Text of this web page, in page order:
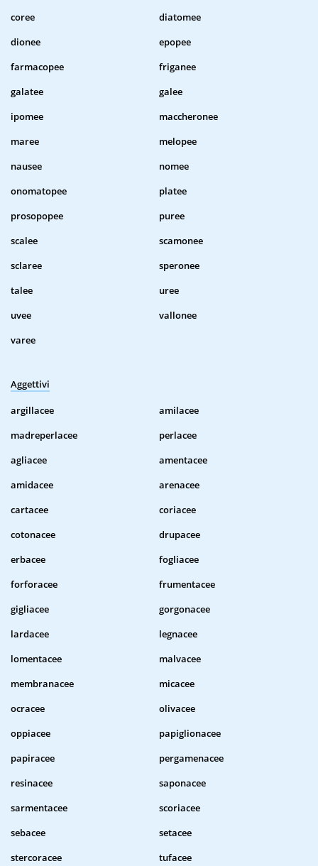
coree
diatomee
dionee
epopee
farmacopee
friganee
galatee
galee
ipomee
maccheronee
maree
melopee
nausee
nomee
onomatopee
platee
prosopopee
puree
scalee
scamonee
sclaree
speronee
talee
uree
uvee
vallonee
varee
Aggettivi
argillacee
amilacee
madreperlacee
perlacee
agliacee
amentacee
amidacee
arenacee
cartacee
coriacee
cotonacee
drupacee
erbacee
fogliacee
forforacee
frumentacee
gigliacee
gorgonacee
lardacee
legnacee
lomentacee
malvacee
membranacee
micacee
ocracee
olivacee
oppiacee
papiglionacee
papiracee
pergamenacee
resinacee
saponacee
sarmentacee
scoriacee
sebacee
setacee
stercoracee
tufacee